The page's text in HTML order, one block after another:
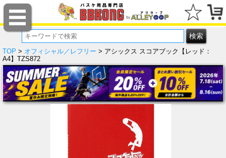
TOP > オフィシャル／レフリー > アシックス スコアブック【レッド：
A4】TZS872